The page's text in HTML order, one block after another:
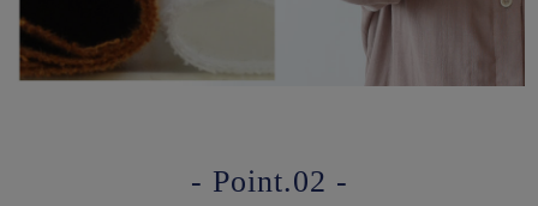
- Point.02 -